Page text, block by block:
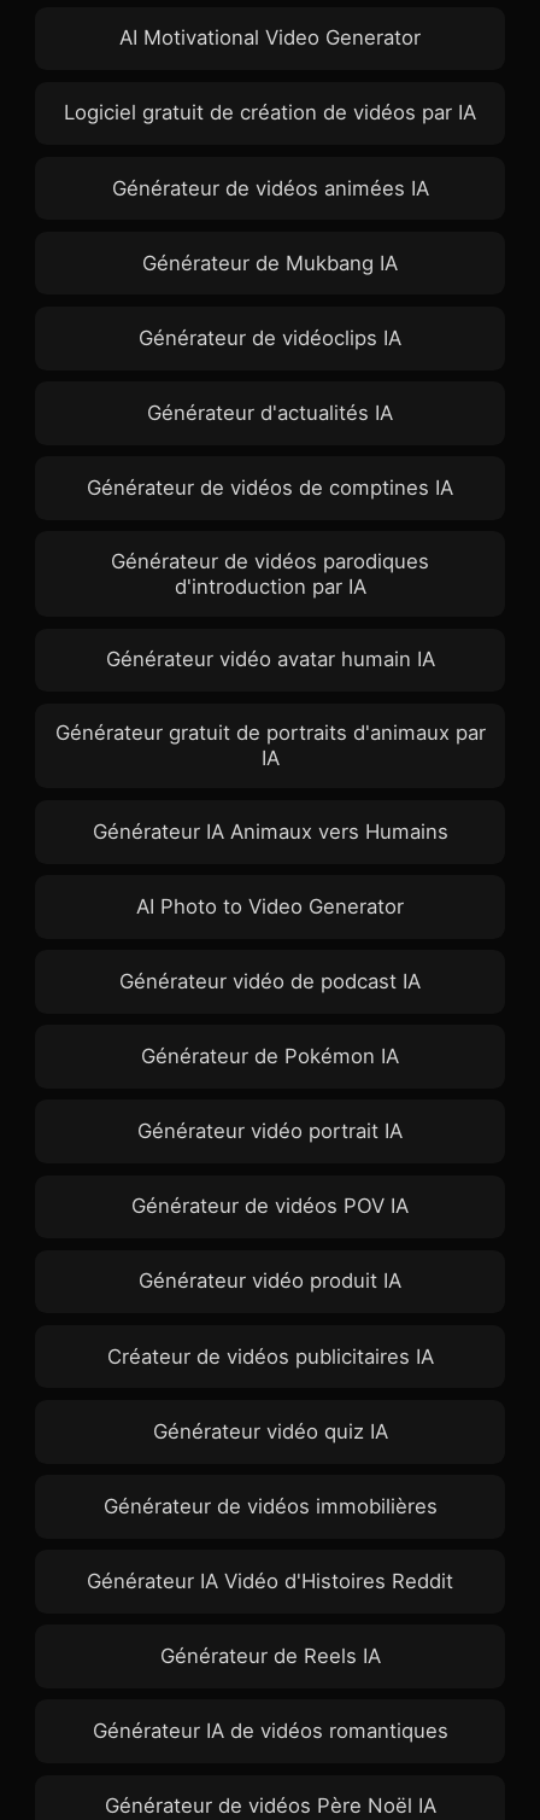
AI Motivational Video Generator
Logiciel gratuit de création de vidéos par IA
Générateur de vidéos animées IA
Générateur de Mukbang IA
Générateur de vidéoclips IA
Générateur d'actualités IA
Générateur de vidéos de comptines IA
Générateur de vidéos parodiques
d'introduction par IA
Générateur vidéo avatar humain IA
Générateur gratuit de portraits d'animaux par
IA
Générateur IA Animaux vers Humains
AI Photo to Video Generator
Générateur vidéo de podcast IA
Générateur de Pokémon IA
Générateur vidéo portrait IA
Générateur de vidéos POV IA
Générateur vidéo produit IA
Créateur de vidéos publicitaires IA
Générateur vidéo quiz IA
Générateur de vidéos immobilières
Générateur IA Vidéo d'Histoires Reddit
Générateur de Reels IA
Générateur IA de vidéos romantiques
Générateur de vidéos Père Noël IA